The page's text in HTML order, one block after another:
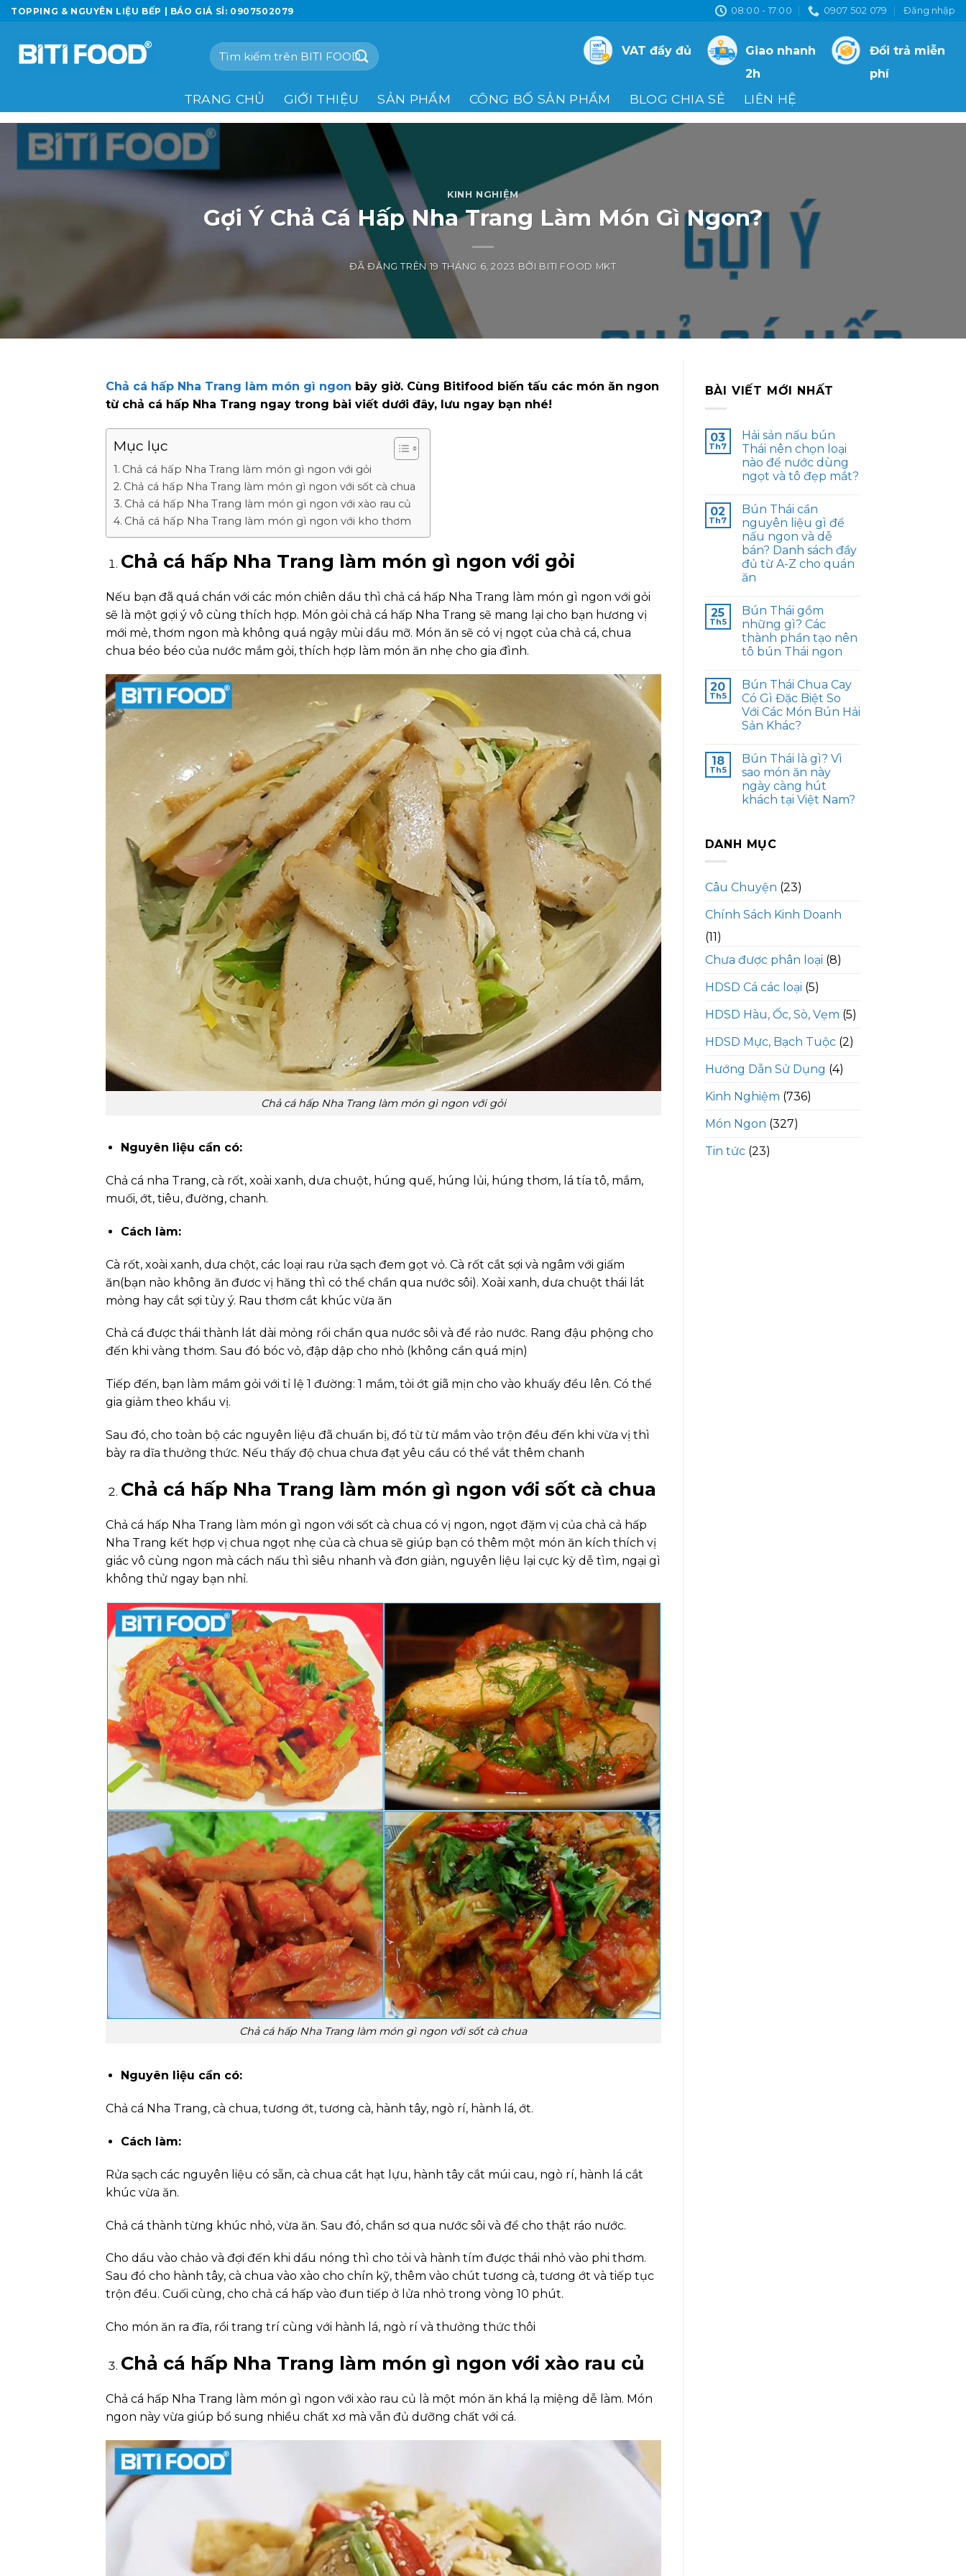
Chuyển
đến
dung
TOPPING & NGUYÊN LIỆU BẾP | BÁO GIÁ SỈ: 0907502079 08:00 - 17:00 0907 502 079 Đăng nhập
Tìm
kiếm:
VAT đầy đủ
Giao nhanh
2h
Đổi trả miễn
phí
TRANG CHỦ GIỚI THIỆU SẢN PHẨM CÔNG BỐ SẢN PHẨM BLOG CHIA SẺ LIÊN HỆ
KINH NGHIỆM
Gợi Ý Chả Cá Hấp Nha Trang Làm Món Gì Ngon?
ĐÃ ĐĂNG TRÊN 19 THÁNG 6, 2023 BỞI BITI FOOD MKT
Chả cá hấp Nha Trang làm món gì ngon bây giờ. Cùng Bitifood biến tấu các món ăn ngon
từ chả cá hấp Nha Trang ngay trong bài viết dưới đây, lưu ngay bạn nhé!
Mục lục
Chả cá hấp Nha Trang làm món gì ngon với gỏi
Chả cá hấp Nha Trang làm món gì ngon với sốt cà chua
Chả cá hấp Nha Trang làm món gì ngon với xào rau củ
Chả cá hấp Nha Trang làm món gì ngon với kho thơm
Chả cá hấp Nha Trang làm món gì ngon với gỏi
Nếu bạn đã quá chán với các món chiên dầu thì chả cá hấp Nha Trang làm món gì ngon với gỏi
sẽ là một gợi ý vô cùng thích hợp. Món gỏi chả cá hấp Nha Trang sẽ mang lại cho bạn hương vị
mới mẻ, thơm ngon mà không quá ngậy mùi dầu mỡ. Món ăn sẽ có vị ngọt của chả cá, chua
chua béo béo của nước mắm gỏi, thích hợp làm món ăn nhẹ cho gia đình.
Chả cá hấp Nha Trang làm món gì ngon với gỏi
Nguyên liệu cần có:
Chả cá nha Trang, cà rốt, xoài xanh, dưa chuột, húng quế, húng lủi, húng thơm, lá tía tô, mắm,
muối, ớt, tiêu, đường, chanh.
Cách làm:
Cà rốt, xoài xanh, dưa chột, các loại rau rửa sạch đem gọt vỏ. Cà rốt cắt sợi và ngâm với giấm
ăn(bạn nào không ăn đươc vị hăng thì có thể chần qua nước sôi). Xoài xanh, dưa chuột thái lát
mỏng hay cắt sợi tùy ý. Rau thơm cắt khúc vừa ăn
Chả cá được thái thành lát dài mỏng rồi chần qua nước sôi và để rảo nước. Rang đậu phộng cho
đến khi vàng thơm. Sau đó bóc vỏ, đập dập cho nhỏ (không cần quá mịn)
Tiếp đến, bạn làm mắm gỏi với tỉ lệ 1 đường: 1 mắm, tỏi ớt giã mịn cho vào khuấy đều lên. Có thể
gia giảm theo khẩu vị.
Sau đó, cho toàn bộ các nguyên liệu đã chuẩn bị, đổ từ từ mắm vào trộn đều đến khi vừa vị thì
bày ra dĩa thưởng thức. Nếu thấy độ chua chưa đạt yêu cầu có thể vắt thêm chanh
Chả cá hấp Nha Trang làm món gì ngon với sốt cà chua
Chả cá hấp Nha Trang làm món gì ngon với sốt cà chua có vị ngon, ngọt đặm vị của chả cả hấp
Nha Trang kết hợp vị chua ngọt nhẹ của cà chua sẽ giúp bạn có thêm một món ăn kích thích vị
giác vô cùng ngon mà cách nấu thì siêu nhanh và đơn giản, nguyên liệu lại cực kỳ dễ tìm, ngại gì
không thử ngay bạn nhỉ.
Chả cá hấp Nha Trang làm món gì ngon với sốt cà chua
Nguyên liệu cần có:
Chả cá Nha Trang, cà chua, tương ớt, tương cà, hành tây, ngò rí, hành lá, ớt.
Cách làm:
Rửa sạch các nguyên liệu có sẵn, cà chua cắt hạt lựu, hành tây cắt múi cau, ngò rí, hành lá cắt
khúc vừa ăn.
Chả cá thành từng khúc nhỏ, vừa ăn. Sau đó, chần sơ qua nước sôi và để cho thật ráo nước.
Cho dầu vào chảo và đợi đến khi dầu nóng thì cho tỏi và hành tím được thái nhỏ vào phi thơm.
Sau đó cho hành tây, cà chua vào xào cho chín kỹ, thêm vào chút tương cà, tương ớt và tiếp tục
trộn đều. Cuối cùng, cho chả cá hấp vào đun tiếp ở lửa nhỏ trong vòng 10 phút.
Cho món ăn ra đĩa, rồi trang trí cùng với hành lá, ngò rí và thưởng thức thôi
Chả cá hấp Nha Trang làm món gì ngon với xào rau củ
Chả cá hấp Nha Trang làm món gì ngon với xào rau củ là một món ăn khá lạ miệng dễ làm. Món
ngon này vừa giúp bổ sung nhiều chất xơ mà vẫn đủ dưỡng chất với cá.
BÀI VIẾT MỚI NHẤT
03
Th7
Hải sản nấu bún
Thái nên chọn loại
nào để nước dùng
ngọt và tô đẹp mắt?
02
Th7
Bún Thái cần
nguyên liệu gì để
nấu ngon và dễ
bán? Danh sách đầy
đủ từ A-Z cho quán
ăn
25
Th5
Bún Thái gồm
những gì? Các
thành phần tạo nên
tô bún Thái ngon
20
Th5
Bún Thái Chua Cay
Có Gì Đặc Biệt So
Với Các Món Bún Hải
Sản Khác?
18
Th5
Bún Thái là gì? Vì
sao món ăn này
ngày càng hút
khách tại Việt Nam?
DANH MỤC
Câu Chuyện (23)
Chính Sách Kinh Doanh
(11)
Chưa được phân loại (8)
HDSD Cá các loại (5)
HDSD Hàu, Ốc, Sò, Vẹm (5)
HDSD Mực, Bạch Tuộc(2)
Hướng Dẫn Sử Dụng (4)
Kinh Nghiệm (736)
Món Ngon (327)
Tin tức(23)